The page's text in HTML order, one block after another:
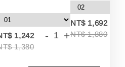
1,242
1,380
- +
NT$ 1,692
NT$ 1,880